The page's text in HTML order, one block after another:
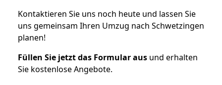
Kontaktieren Sie uns noch heute und lassen Sie
uns gemeinsam Ihren Umzug nach Schwetzingen
planen!
Füllen Sie jetzt das Formular aus und erhalten
Sie kostenlose Angebote.